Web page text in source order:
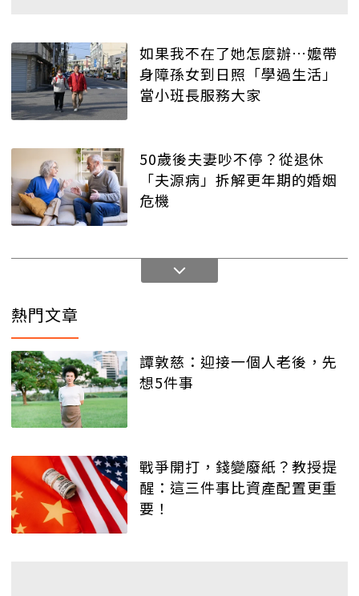
如果我不在了她怎麼辦…嬤帶
身障孫女到日照「學過生活」
當小班長服務大家
50歲後夫妻吵不停？從退休
「夫源病」拆解更年期的婚姻
危機
熱門文章
譚敦慈：迎接一個人老後，先
想5件事
戰爭開打，錢變廢紙？教授提
醒：這三件事比資產配置更重
要！